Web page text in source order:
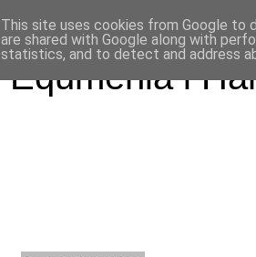
Equmenia i
This site uses cookies from Google to
are shared with Google along with
statistics, and to detect and address